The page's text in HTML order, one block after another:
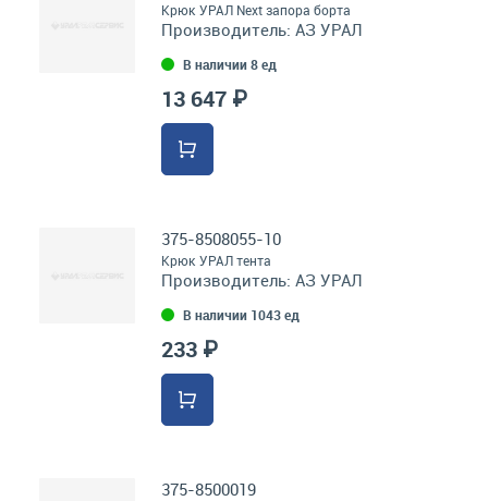
Крюк УРАЛ Next запора борта
Производитель: АЗ УРАЛ
В наличии 8 ед
13 647 ₽
375-8508055-10
Крюк УРАЛ тента
Производитель: АЗ УРАЛ
В наличии 1043 ед
233 ₽
375-8500019